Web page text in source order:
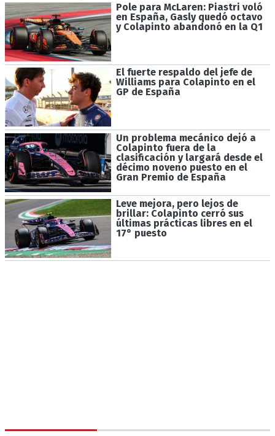
Pole para McLaren: Piastri voló
en España, Gasly quedó octavo
y Colapinto abandonó en la Q1
El fuerte respaldo del jefe de
Williams para Colapinto en el
GP de España
Un problema mecánico dejó a
Colapinto fuera de la
clasificación y largará desde el
décimo noveno puesto en el
Gran Premio de España
Leve mejora, pero lejos de
brillar: Colapinto cerró sus
últimas prácticas libres en el
17° puesto